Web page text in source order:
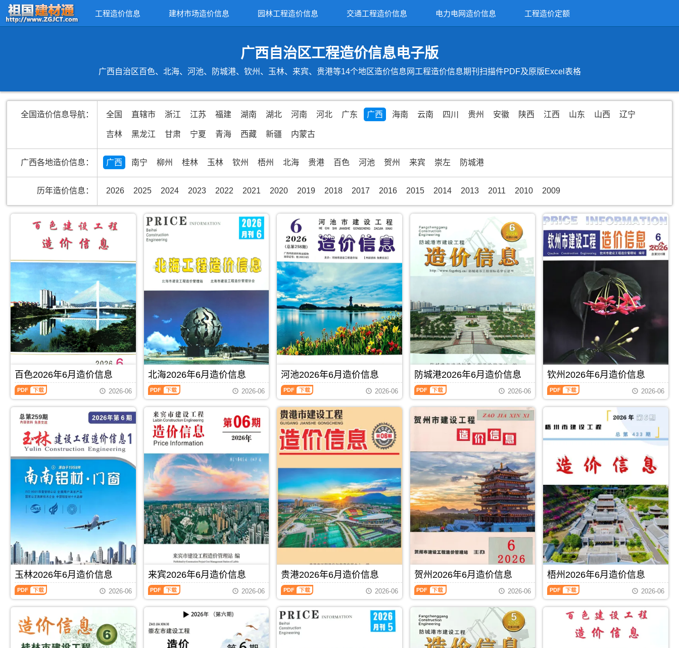
工程造价信息 建材市场造价信息 园林工程造价信息 交通工程造价信息 电力电网造价信息 工程造价定额
广西自治区工程造价信息电子版
广西自治区百色、北海、河池、防城港、钦州、玉林、来宾、贵港等14个地区造价信息网工程造价信息期刊扫描件PDF及原版Excel表格
百色2026年6月造价信息
百
色
信
信
息)，
百
色
市
建
设
工
程
价
信
PDF 下载
2026-06
北海2026年6月造价信息
北
海
月
造
信
(北
海
工
程
造
价
信
息)，
北
设
工
程
造
价
息
网
PDF 下载
2026-06
河池2026年6月造价信息
河
池
年
6
月
造
价
信
建
设
工
程
造
价
信
息)，
池
市
建
设
工
程
造
价
信
PDF 下载
2026-06
防城港2026年6月造价信息
防
城
年
息
(防
城
港
建
设
工
程
价
息)，
防
城
港
市
建
设
工
程
PDF 下载
2026-06
钦州2026年6月造价信息
钦
州
月
造
（钦
设
工
程
造
价
信
息）
期
刊，
由
钦
州
市
建
PDF 下载
2026-06
玉林2026年6月造价信息
玉
林
月
2026-06
来宾2026年6月造价信息
来
宾
月
2026-06
贵港2026年6月造价信息
贵
港
年
6
月
2026-06
贺州2026年6月造价信息
贺
州
月
2026-06
梧州2026年6月造价信息
梧
州
2026-06
全国造价信息导航： 全国 直辖市 浙江 江苏 福建 湖南 湖北 河南 河北 广东 广西 海南 云南 四川 贵州 安徽 陕西 江西 山东 山西 辽宁
吉林 黑龙江 甘肃 宁夏 青海 西藏 新疆 内蒙古
广西各地造价信息： 广西 南宁 柳州 桂林 玉林 钦州 梧州 北海 贵港 百色 河池 贺州 来宾 崇左 防城港
历年造价信息： 2026 2025 2024 2023 2022 2021 2020 2019 2018 2017 2016 2015 2014 2013 2011 2010 2009